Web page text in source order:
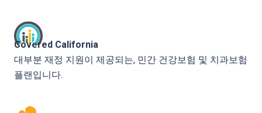
Covered California
대부분 재정 지원이 제공되는, 민간 건강보험 및 치과보험
플랜입니다.